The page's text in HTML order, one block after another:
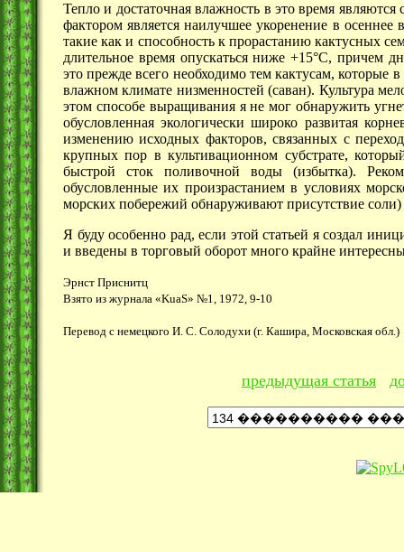
Тепло и достаточная влажность в это время
фактором является наилучшее укоренение в
такие как и способность к прорастанию кактусных
длительное время опускаться ниже +15°С, причем
это прежде всего необходимо тем кактусам,
влажном климате низменностей (саван). Культура
этом способе выращивания я не мог обнаружить
обусловленная экологически широко развитая
изменению исходных факторов, связанных с
крупных пор в культивационном субстрате,
быстрой сток поливочной воды (избытка).
обусловленные их произрастанием в условиях
морских побережий обнаруживают присутствие
Я буду особенно рад, если этой статьей я создал
и введены в торговый оборот много крайне
Эрнст Приснитц
Взято из журнала «KuaS» №1, 1972, 9-10
Перевод с немецкого И. С. Солодухи (г. Кашира, Московская обл.)
предыдущая статья